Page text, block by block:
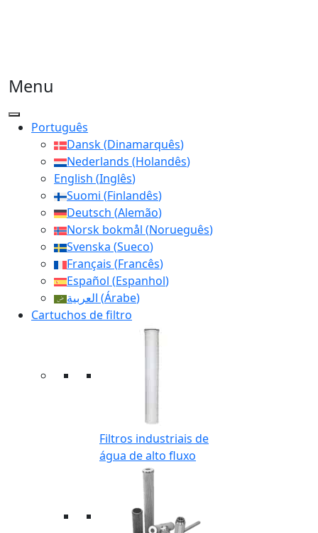
Menu
Português
Dansk(Dinamarquês)
Nederlands (Holandês)
English (Inglês)
Suomi (Finlandês)
Deutsch (Alemão)
Norsk bokmål (Norueguês)
Svenska (Sueco)
Français (Francês)
Español (Espanhol)
العربية (Árabe)
Cartuchos de filtro
Filtros industriais de
água de alto fluxo